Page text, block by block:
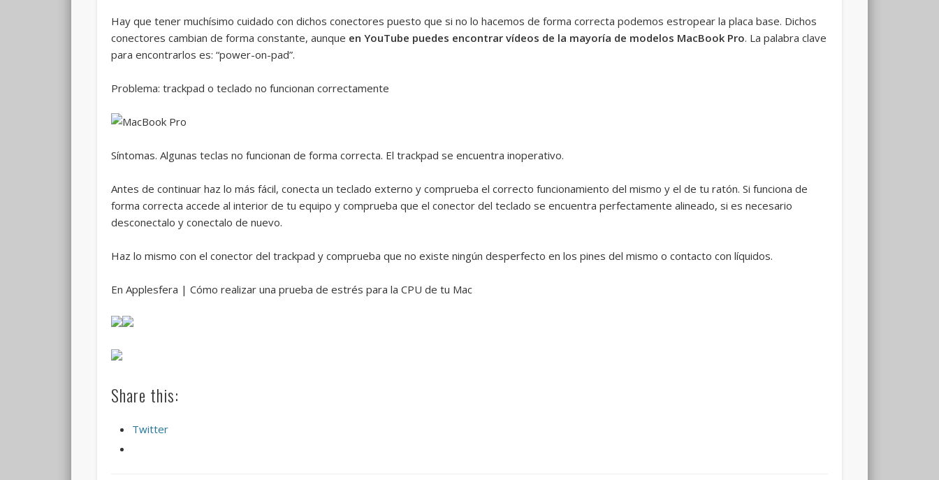
Hay que tener muchísimo cuidado con dichos conectores puesto que si no lo hacemos de forma correcta podemos estropear la placa base. Dichos
conectores cambian de forma constante, aunque en YouTube puedes encontrar vídeos de la mayoría de modelos MacBook Pro. La palabra clave
para encontrarlos es: “power-on-pad”.
Problema: trackpad o teclado no funcionan correctamente
Síntomas. Algunas teclas no funcionan de forma correcta. El trackpad se encuentra inoperativo.
Antes de continuar haz lo más fácil, conecta un teclado externo y comprueba el correcto funcionamiento del mismo y el de tu ratón. Si funciona de
forma correcta accede al interior de tu equipo y comprueba que el conector del teclado se encuentra perfectamente alineado, si es necesario
desconectalo y conectalo de nuevo.
Haz lo mismo con el conector del trackpad y comprueba que no existe ningún desperfecto en los pines del mismo o contacto con líquidos.
En Applesfera | Cómo realizar una prueba de estrés para la CPU de tu Mac
Share this:
Twitter